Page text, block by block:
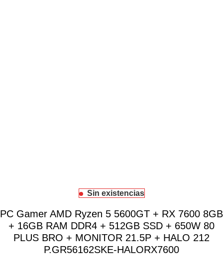
Sin existencias
PC Gamer AMD Ryzen 5 5600GT + RX 7600 8GB
+ 16GB RAM DDR4 + 512GB SSD + 650W 80
PLUS BRO + MONITOR 21.5P + HALO 212
P.GR56162SKE-HALORX7600